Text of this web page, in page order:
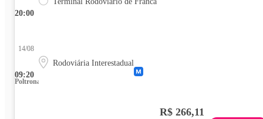
20:00
09:20
14/08
Rodoviária Interestadual
Poltrona
R$ 266,11